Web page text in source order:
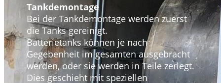
Tankdemontage
Bei der Tankdemontage werden zuerst
die Tanks gereinigt.
Batterietanks können je nach
Gegebenheit im gesamten ausgebracht
werden, oder sie werden in Teile zerlegt.
Dies geschieht mit speziellen